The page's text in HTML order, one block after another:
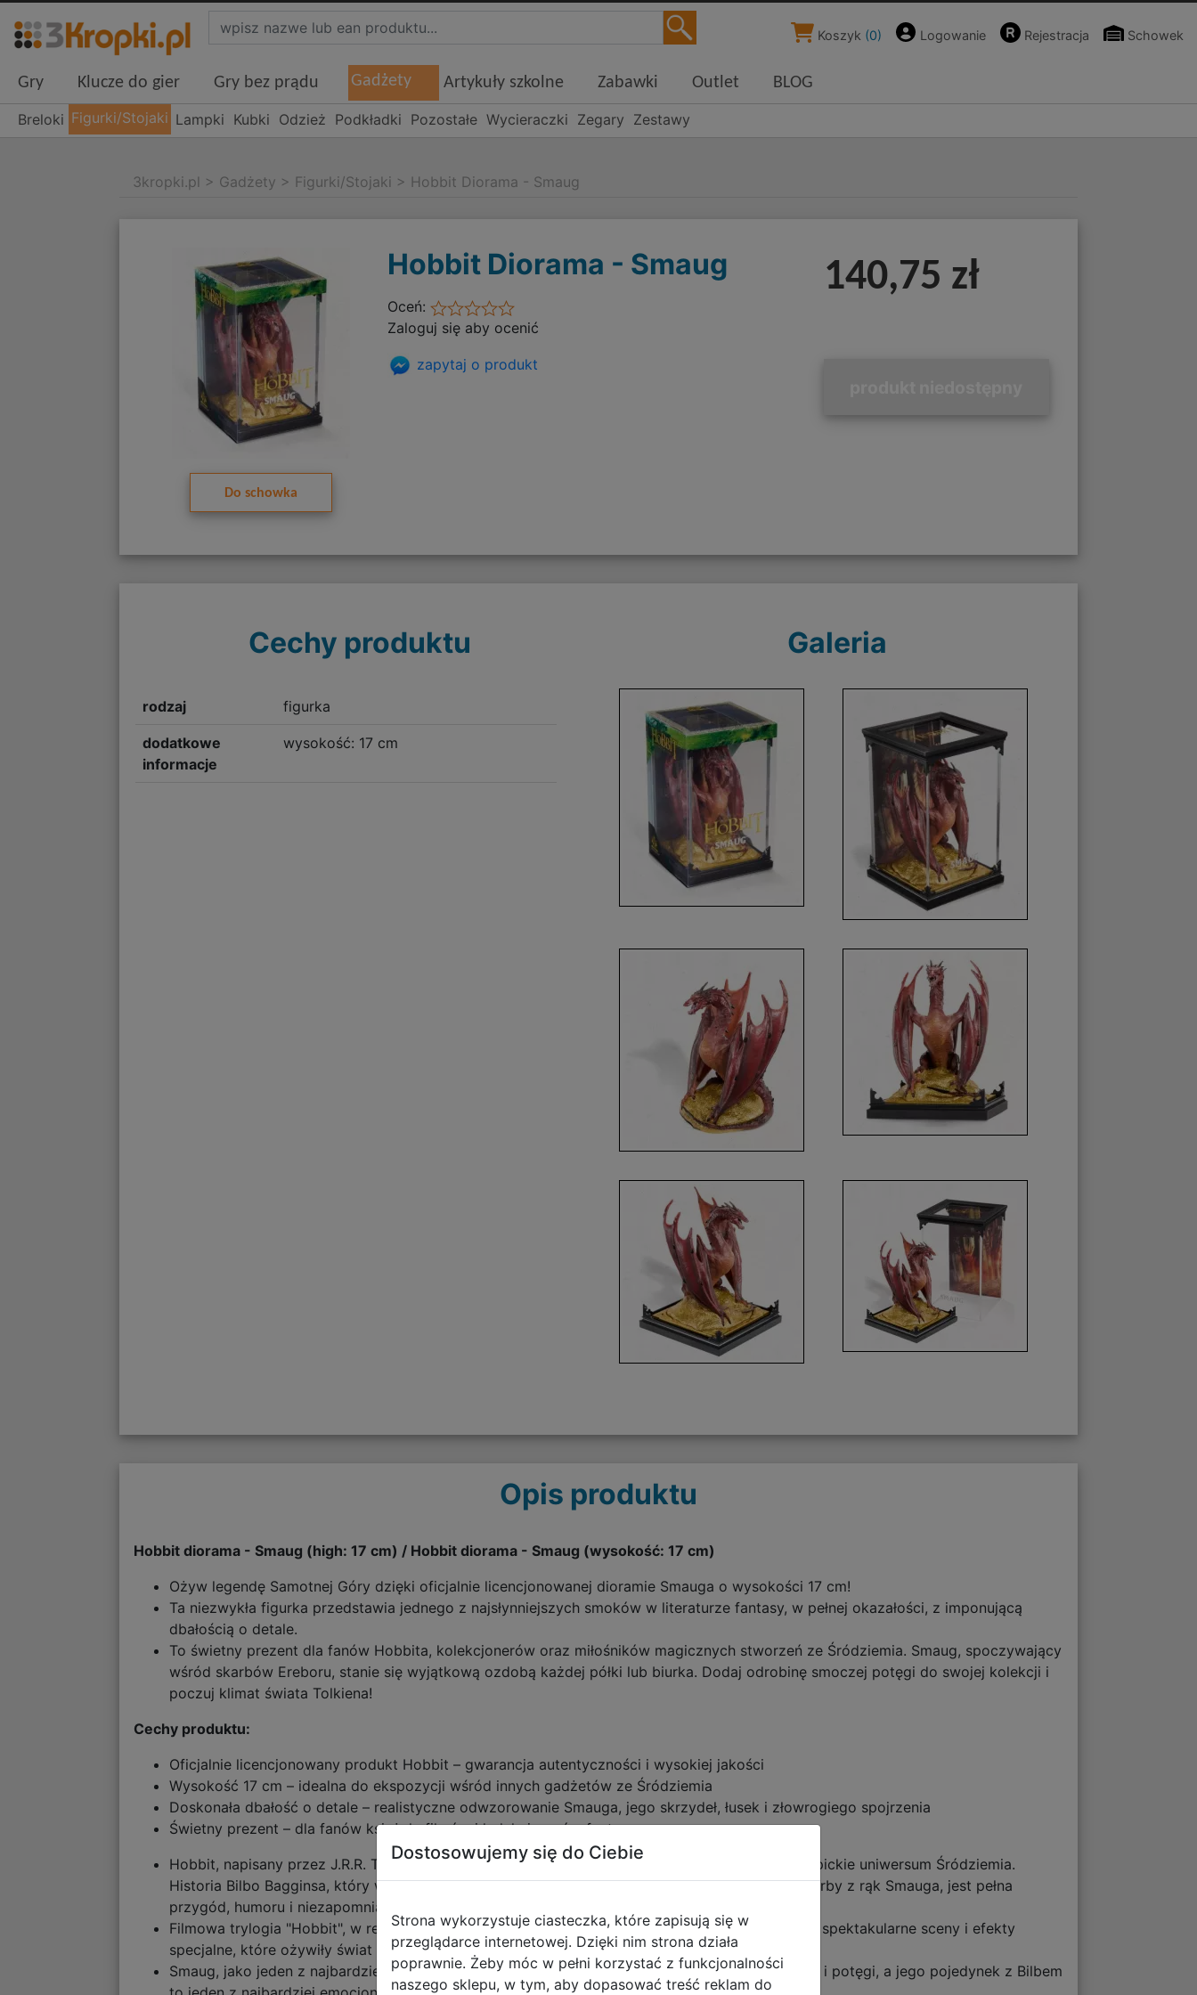
Koszyk (0) Logowanie Rejestracja Schowek
Gry Klucze do gier Gry bez prądu Gadżety Artykuły szkolne Zabawki Outlet BLOG
Breloki Figurki/Stojaki Lampki Kubki Odzież Podkładki Pozostałe Wycieraczki Zegary Zestawy
3kropki.pl > Gadżety > Figurki/Stojaki > Hobbit Diorama - Smaug
Do schowka
Hobbit Diorama - Smaug
Oceń:
Zaloguj się aby ocenić
zapytaj o produkt
140,75 zł
Cechy produktu
rodzaj figurka
dodatkowe
informacje
wysokość: 17 cm
Galeria
Opis produktu
Hobbit diorama - Smaug (high: 17 cm) / Hobbit diorama - Smaug (wysokość: 17 cm)
Ożyw legendę Samotnej Góry dzięki oficjalnie licencjonowanej dioramie Smauga o wysokości 17 cm!
Ta niezwykła figurka przedstawia jednego z najsłynniejszych smoków w literaturze fantasy, w pełnej okazałości, z imponującą
dbałością o detale.
To świetny prezent dla fanów Hobbita, kolekcjonerów oraz miłośników magicznych stworzeń ze Śródziemia. Smaug, spoczywający
wśród skarbów Ereboru, stanie się wyjątkową ozdobą każdej półki lub biurka. Dodaj odrobinę smoczej potęgi do swojej kolekcji i
poczuj klimat świata Tolkiena!
Cechy produktu:
Oficjalnie licencjonowany produkt Hobbit – gwarancja autentyczności i wysokiej jakości
Wysokość 17 cm – idealna do ekspozycji wśród innych gadżetów ze Śródziemia
Doskonała dbałość o detale – realistyczne odwzorowanie Smauga, jego skrzydeł, łusek i złowrogiego spojrzenia
Świetny prezent – dla fanów książek, filmów i kolekcjonerów fantasy
Hobbit, napisany przez J.R.R. Tolkiena, to klasyczna opowieść fantasy, która zapoczątkowała epickie uniwersum Śródziemia.
Historia Bilbo Bagginsa, który wyrusza w podróż z krasnoludami, by odzyskać Erebor i jego skarby z rąk Smauga, jest pełna
przygód, humoru i niezapomnianych postaci.
Filmowa trylogia "Hobbit", w reżyserii Petera Jacksona, rozszerzyła i pogłębiła historię, dodając spektakularne sceny i efekty
specjalne, które ożywiły świat wykreowany przez Tolkiena.
Smaug, jako jeden z najbardziej ikonicznych smoków w literaturze, stał się symbolem chciwości i potęgi, a jego pojedynek z Bilbem
Dostosowujemy się do Ciebie
Strona wykorzystuje ciasteczka, które zapisują się w
przeglądarce internetowej. Dzięki nim strona działa
poprawnie. Żeby móc w pełni korzystać z funkcjonalności
naszego sklepu, w tym, aby dopasować treść reklam do